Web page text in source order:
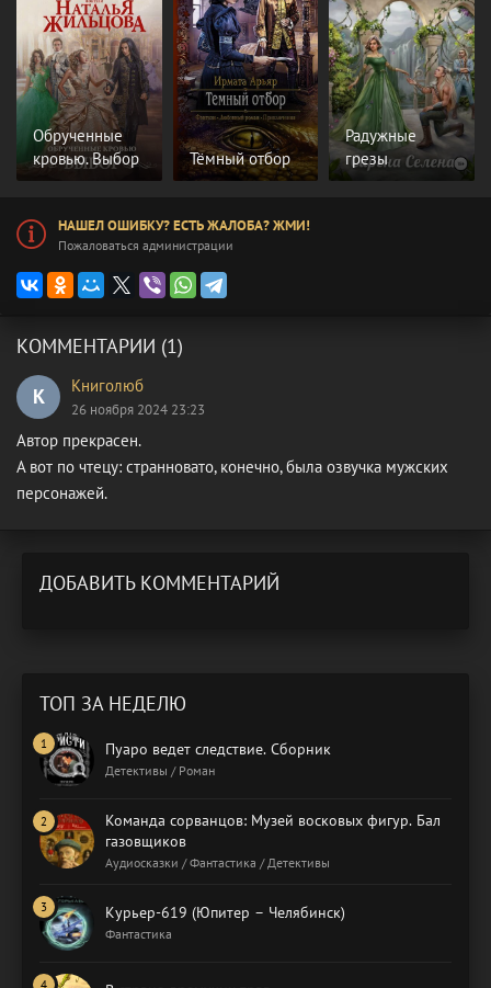
Обрученные
кровью. Выбор
Тёмный отбор
Радужные
грезы
НАШЕЛ ОШИБКУ? ЕСТЬ ЖАЛОБА? ЖМИ!
Пожаловаться администрации
КОММЕНТАРИИ (1)
К Книголюб
26 ноября 2024 23:23
Автор прекрасен.
А вот по чтецу: странновато, конечно, была озвучка мужских
персонажей.
ДОБАВИТЬ КОММЕНТАРИЙ
ТОП ЗА НЕДЕЛЮ
Пуаро ведет следствие. Сборник
Детективы / Роман
Команда сорванцов: Музей восковых фигур. Бал
газовщиков
Аудиосказки / Фантастика / Детективы
Курьер-619 (Юпитер – Челябинск)
Фантастика